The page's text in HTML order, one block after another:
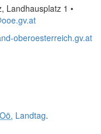
Landhausplatz 1 •
oberoesterreich.gv.at
Oö. Landtag.